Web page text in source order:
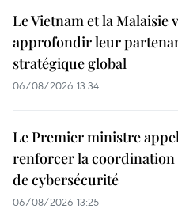
Le Vietnam et la Malaisie
approfondir leur
stratégique global
06/08/2026 13:34
Le Premier ministre
renforcer la coordination
de cybersécurité
06/08/2026 13:25